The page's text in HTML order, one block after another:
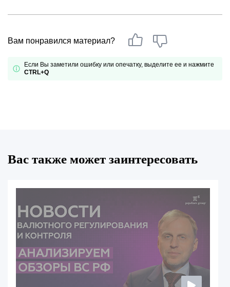
Вам понравился материал?
Если Вы заметили ошибку или опечатку, выделите ее и нажмите
CTRL+Q
Вас также может заинтересовать